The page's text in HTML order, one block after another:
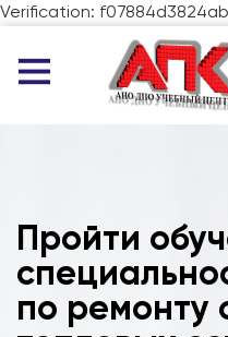
Verification:
Пройти
по ремонту